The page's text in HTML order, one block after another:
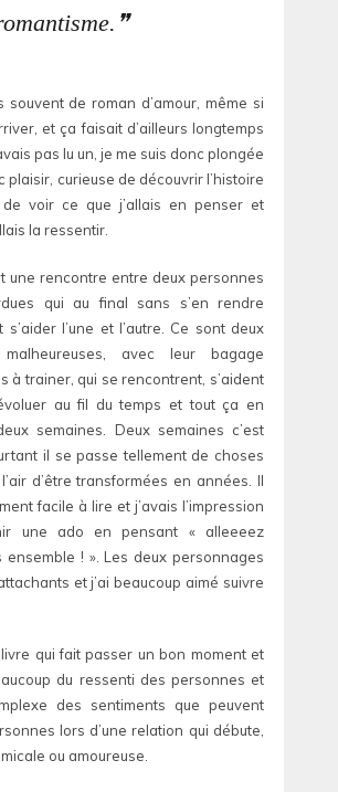
souvent de roman d’amour, même si
et ça faisait d’ailleurs longtemps
pas lu un, je me suis donc plongée
plaisir, curieuse de découvrir l’histoire
de voir ce que j’allais en penser et
la ressentir.
une rencontre entre deux personnes
qui au final sans s’en rendre
s’aider l’une et l’autre. Ce sont deux
malheureuses, avec leur bagage
à trainer, qui se rencontrent, s’aident
au fil du temps et tout ça en
semaines. Deux semaines c’est
il se passe tellement de choses
d’être transformées en années. Il
facile à lire et j’avais l’impression
une ado en pensant « alleeeez
ensemble ! ». Les deux personnages
et j’ai beaucoup aimé suivre
livre qui fait passer un bon moment et
du ressenti des personnes et
des sentiments que peuvent
lors d’une relation qui débute,
ou amoureuse.